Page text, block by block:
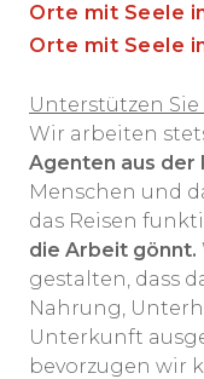
Orte mit Seele
Orte mit Seele
Unterstützen
Wir arbeiten
Agenten aus der
Menschen und
das Reisen
die Arbeit gönnt.
gestalten, dass
Nahrung,
Unterkunft
bevorzugen wir